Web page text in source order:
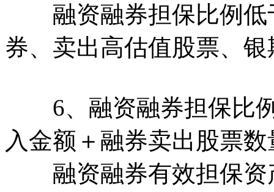
融资融券担保比例低
券、卖出高估值股票、
6、融资融券担保比例
入金额＋融券卖出股票
融资融券有效担保资